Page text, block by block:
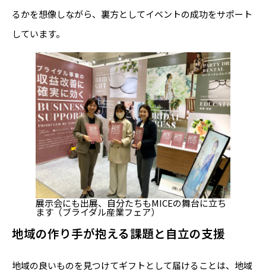
るかを想像しながら、裏方としてイベントの成功をサポート
しています。
展示会にも出展、自分たちもMICEの舞台に立ち
ます（ブライダル産業フェア）
地域の作り手が抱える課題と自立の支援
地域の良いものを見つけてギフトとして届けることは、地域